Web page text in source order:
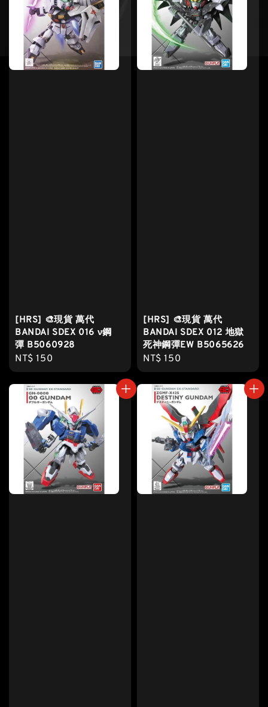
[HRS] 🎨現貨 萬代
BANDAI SDEX 016 ν鋼
彈 B5060928
Regular
price
NT$ 150
[HRS] 🎨現貨 萬代
BANDAI SDEX 012 地獄
死神鋼彈EW B5065626
Regular
price
NT$ 150